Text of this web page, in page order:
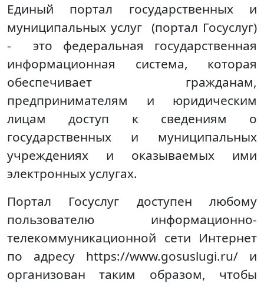
Единый портал государственных и
муниципальных услуг (портал Госуслуг)
- это федеральная государственная
информационная система, которая
обеспечивает гражданам,
предпринимателям и юридическим
лицам доступ к сведениям о
государственных и муниципальных
учреждениях и оказываемых ими
электронных услугах.
Портал Госуслуг доступен любому
пользователю информационно-
телекоммуникационной сети Интернет
по адресу https://www.gosuslugi.ru/ и
организован таким образом, чтобы